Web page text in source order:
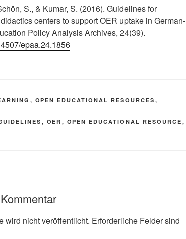
S., & Kumar, S. (2016). Guidelines for
centers to support OER uptake in German-
Policy Analysis Archives, 24(39).
epaa.24.1856
, OPEN EDUCATIONAL RESOURCES ,
, OER , OPEN EDUCATIONAL RESOURCE ,
wird nicht veröffentlicht. Erforderliche Felder sind